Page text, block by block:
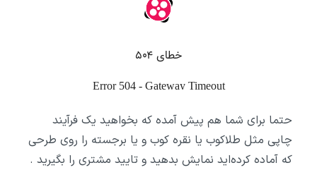
حتما برای شما هم پیش آمده که بخواهید یک فرآیند
چاپی مثل طلاکوب یا نقره کوب و یا برجسته را روی طرحی
که آماده کرده‌اید نمایش بدهید و تایید مشتری را بگیرید .